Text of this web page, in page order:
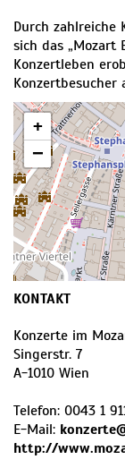
Durch
sich das „Mozart
Konzertleben
+
−
KONTAKT
Konzerte im
Singerstr. 7
A-1010 Wien
Telefon: 0043 1
E-Mail:
http://